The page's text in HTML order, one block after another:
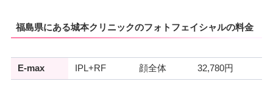
福島県にある城本クリニックのフォトフェイシャルの料金
E-max IPL+RF 顔全体 32,780円